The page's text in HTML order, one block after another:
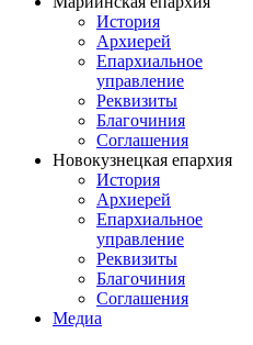
История
Архиерей
Епархиальное
управление
Реквизиты
Благочиния
Соглашения
Новокузнецкая епархия
История
Архиерей
Епархиальное
управление
Реквизиты
Благочиния
Соглашения
Медиа